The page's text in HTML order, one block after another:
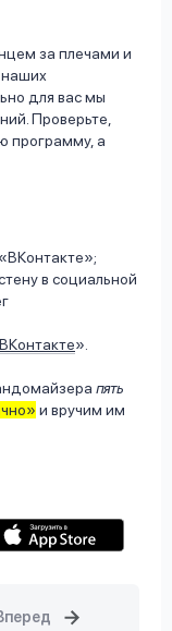
за плечами и
наших
для вас мы
Проверьте,
программу, а
в социальной
ВКонтакте».
пять
и вручим им